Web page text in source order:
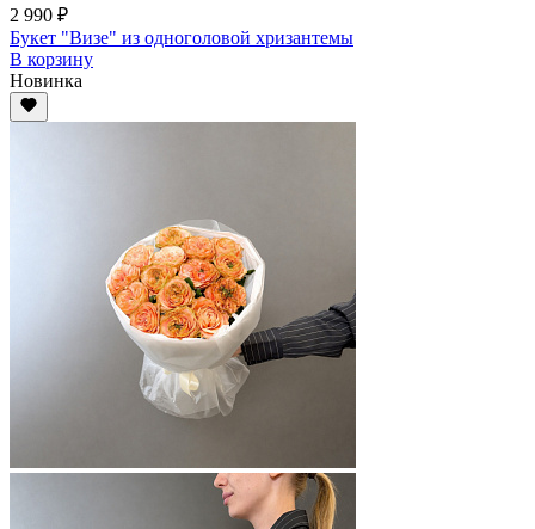
2 990 ₽
Букет "Визе" из одноголовой хризантемы
В корзину
Новинка